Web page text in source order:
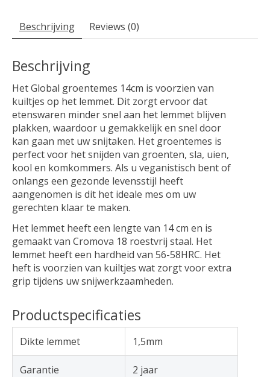
Beschrijving Reviews (0)
Beschrijving
Het Global groentemes 14cm is voorzien van
kuiltjes op het lemmet. Dit zorgt ervoor dat
etenswaren minder snel aan het lemmet blijven
plakken, waardoor u gemakkelijk en snel door
kan gaan met uw snijtaken. Het groentemes is
perfect voor het snijden van groenten, sla, uien,
kool en komkommers. Als u veganistisch bent of
onlangs een gezonde levensstijl heeft
aangenomen is dit het ideale mes om uw
gerechten klaar te maken.
Het lemmet heeft een lengte van 14 cm en is
gemaakt van Cromova 18 roestvrij staal. Het
lemmet heeft een hardheid van 56-58HRC. Het
heft is voorzien van kuiltjes wat zorgt voor extra
grip tijdens uw snijwerkzaamheden.
Productspecificaties
Dikte lemmet 1,5mm
Garantie 2 jaar